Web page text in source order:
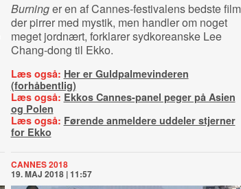
Burninger en af Cannes-festivalens bedste
der pirrer med mystik, men handler om noget
meget jordnært, forklarer sydkoreanske Lee
Chang-dong til Ekko.
Læs også: Her er Guldpalmevinderen
(forhåbentlig)
Læs også: Ekkos Cannes-panel peger på Asien
og Polen
Læs også: Førende anmeldere uddeler stjerner
for Ekko
CANNES 2018
19. MAJ 2018 | 11:57